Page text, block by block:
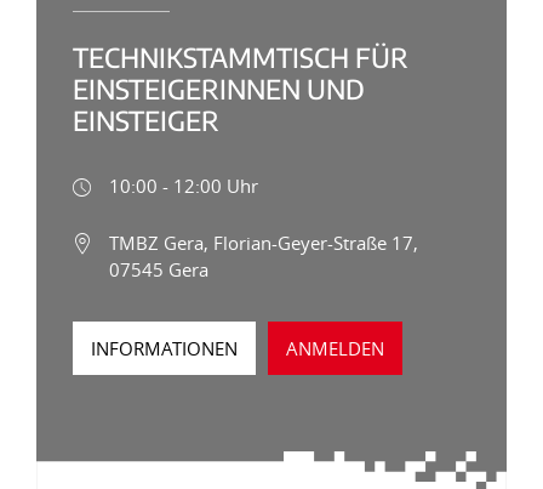
TECHNIKSTAMMTISCH FÜR
EINSTEIGERINNEN UND
EINSTEIGER
10:00 - 12:00 Uhr
TMBZ Gera, Florian-Geyer-Straße 17,
07545 Gera
INFORMATIONEN ANMELDEN